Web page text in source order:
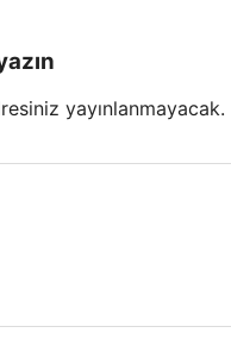
yayınlanmayacak.